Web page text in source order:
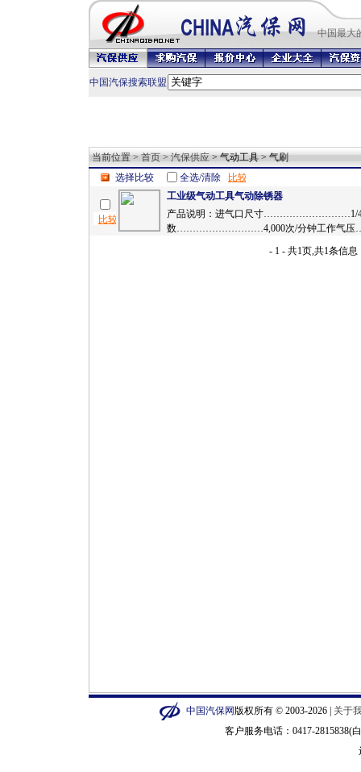
中国最大
中国汽保搜索联盟
当前位置 > 首页 > 汽保供应 > 气动工具 > 气刷
选择比较
全选/清除
工业级气动工具气动除锈器
产品说明：进气口尺寸………………………1/
数………………………4,000次/分钟工作气
- 1 - 共1页,共1条信息
中国汽保网版权所有 © 2003-2026 | 关于
客户服务电话：0417-